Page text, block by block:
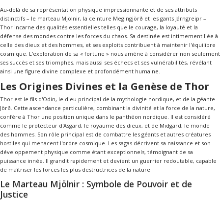
Au-delà de sa représentation physique impressionnante et de ses attributs
distinctifs – le marteau Mjölnir, la ceinture Megingjörð et les gants Járngreipr –
Thor incarne des qualités essentielles telles que le courage, la loyauté et la
défense des mondes contre les forces du chaos. Sa destinée est intimement liée à
celle des dieux et des hommes, et ses exploits contribuent à maintenir l'équilibre
cosmique. L'exploration de sa « fortune » nous amène à considérer non seulement
ses succès et ses triomphes, mais aussi ses échecs et ses vulnérabilités, révélant
ainsi une figure divine complexe et profondément humaine.
Les Origines Divines et la Genèse de Thor
Thor est le fils d'Odin, le dieu principal de la mythologie nordique, et de la géante
Jörð. Cette ascendance particulière, combinant la divinité et la force de la nature,
confère à Thor une position unique dans le panthéon nordique. Il est considéré
comme le protecteur d'Asgard, le royaume des dieux, et de Midgard, le monde
des hommes. Son rôle principal est de combattre les géants et autres créatures
hostiles qui menacent l'ordre cosmique. Les sagas décrivent sa naissance et son
développement physique comme étant exceptionnels, témoignant de sa
puissance innée. Il grandit rapidement et devient un guerrier redoutable, capable
de maîtriser les forces les plus destructrices de la nature.
Le Marteau Mjölnir : Symbole de Pouvoir et de
Justice